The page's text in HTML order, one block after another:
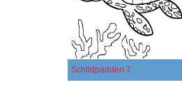
Schildpadden 7